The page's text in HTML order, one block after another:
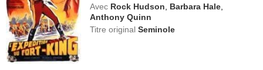
Avec Rock Hudson Barbara Hale
Anthony Quinn
Titre originalSeminole